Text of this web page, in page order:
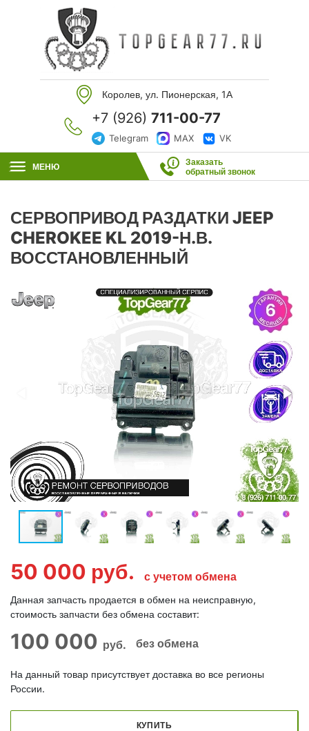
Королев, ул. Пионерская, 1А
+7 (926) 711-00-77
Telegram MAX VK
МЕНЮ
Заказать
обратный звонок
СЕРВОПРИВОД РАЗДАТКИ JEEP
CHEROKEE KL 2019-Н.В.
ВОССТАНОВЛЕННЫЙ
50 000 руб. с учетом обмена
Данная запчасть продается в обмен на неисправную,
стоимость запчасти без обмена составит:
100 000 руб. без обмена
На данный товар присутствует доставка во все регионы
России.
КУПИТЬ